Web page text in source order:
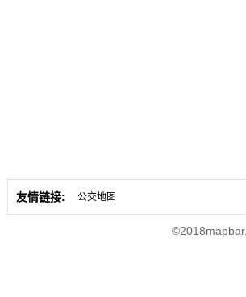
友情链接: 公交地图
©2018mapbar.